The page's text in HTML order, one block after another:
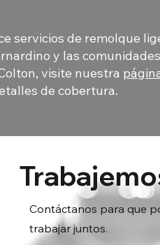
servicios de remolque
y las
visite nuestra
de cobertura.
Contáctanos para que
trabajar juntos.